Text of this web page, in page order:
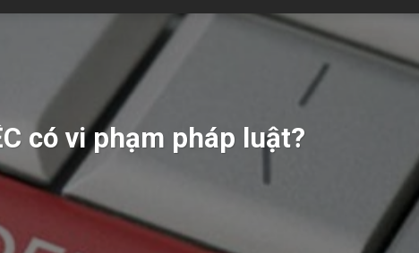
có vi phạm pháp luật?